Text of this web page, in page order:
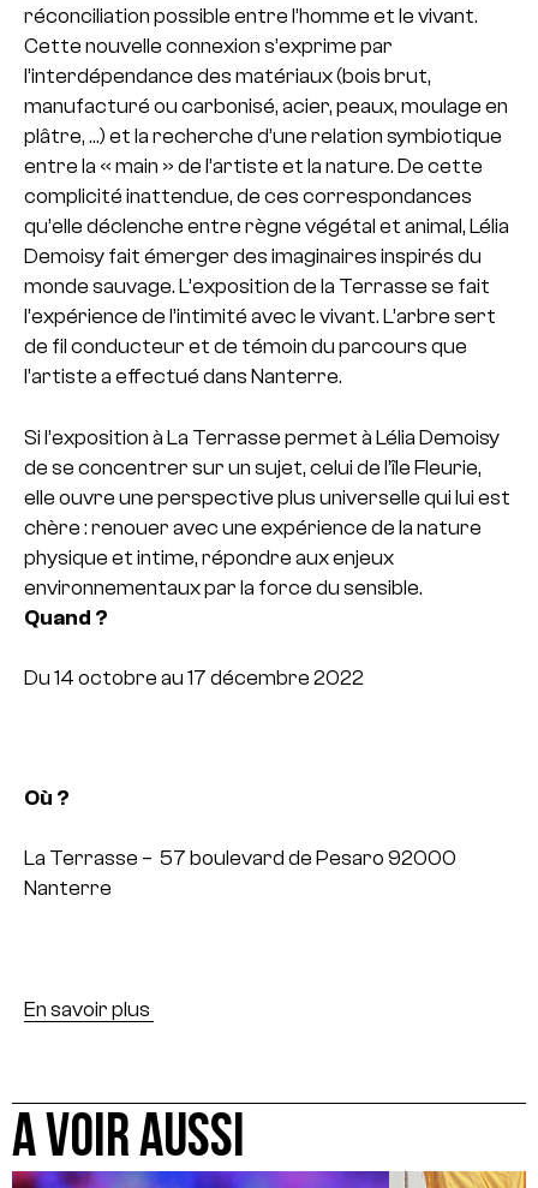
réconciliation possible entre l’homme et le vivant.
Cette nouvelle connexion s’exprime par
l’interdépendance des matériaux (bois brut,
manufacturé ou carbonisé, acier, peaux, moulage en
plâtre, …) et la recherche d’une relation symbiotique
entre la « main » de l’artiste et la nature. De cette
complicité inattendue, de ces correspondances
qu’elle déclenche entre règne végétal et animal, Lélia
Demoisy fait émerger des imaginaires inspirés du
monde sauvage. L’exposition de la Terrasse se fait
l’expérience de l’intimité avec le vivant. L’arbre sert
de fil conducteur et de témoin du parcours que
l’artiste a effectué dans Nanterre.
Si l’exposition à La Terrasse permet à Lélia Demoisy
de se concentrer sur un sujet, celui de l’île Fleurie,
elle ouvre une perspective plus universelle qui lui est
chère : renouer avec une expérience de la nature
physique et intime, répondre aux enjeux
environnementaux par la force du sensible.
Quand ?
Du 14 octobre au 17 décembre 2022
Où ?
La Terrasse – 57 boulevard de Pesaro 92000
Nanterre
En savoir plus
A VOIR AUSSI